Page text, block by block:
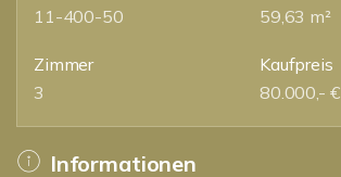
11-400-50
59,63 m²
Zimmer
3
Kaufpreis
80.000,- €
Informationen